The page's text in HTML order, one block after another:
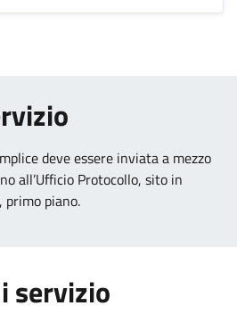
deve essere inviata a mezzo
all’Ufficio Protocollo, sito in
primo piano..
servizio